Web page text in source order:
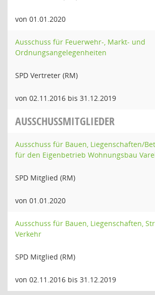
von 01.01.2020
Ausschuss für Feuerwehr-, Markt- und
Ordnungsangelegenheiten
SPD Vertreter (RM)
von 02.11.2016 bis 31.12.2019
AUSSCHUSSMITGLIEDER
Ausschuss für Bauen, Liegenschaften/
für den Eigenbetrieb Wohnungsbau
SPD Mitglied (RM)
von 01.01.2020
Ausschuss für Bauen, Liegenschaften,
Verkehr
SPD Mitglied (RM)
von 02.11.2016 bis 31.12.2019